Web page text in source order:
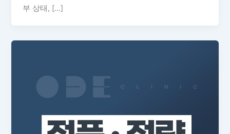
부 상태, […]